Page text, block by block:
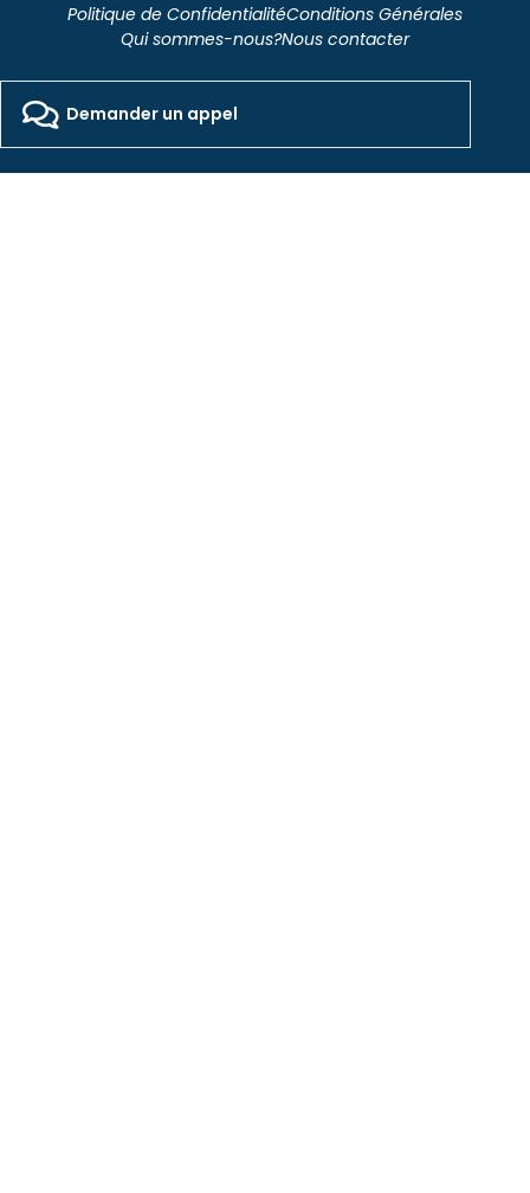
Politique de ConfidentialitéConditions Générales
Qui sommes-nous?Nous contacter
2026 - Freepackers - All Rights Reserved​
Designed by Pocom Digital Agency
Demander un appel